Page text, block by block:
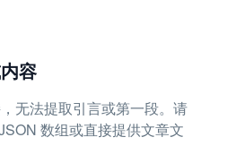
容
无法提取引言或第一段。请
数组或直接提供文章文